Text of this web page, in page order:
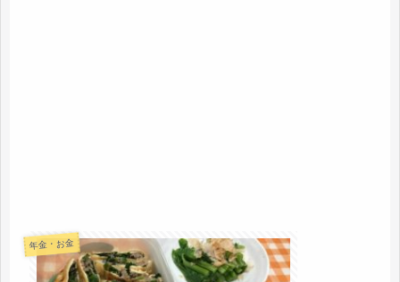
年金・お金